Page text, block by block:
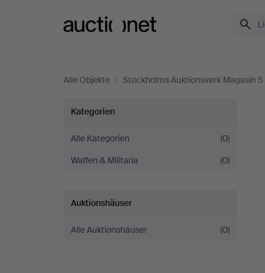
Alle Objekte / Stockholms Auktionsverk Magasin 5
Uniformen
&
Trachten
bei
Stockholms
Kategorien
Alle Kategorien
(0)
Waffen & Militaria
(0)
Auktionshäuser
Alle Auktionshäuser (0)